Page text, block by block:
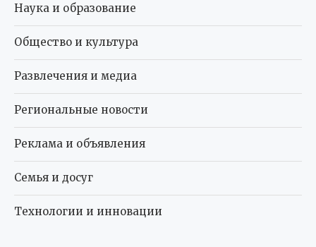
Наука и образование
Общество и культура
Развлечения и медиа
Региональные новости
Реклама и объявления
Семья и досуг
Технологии и инновации